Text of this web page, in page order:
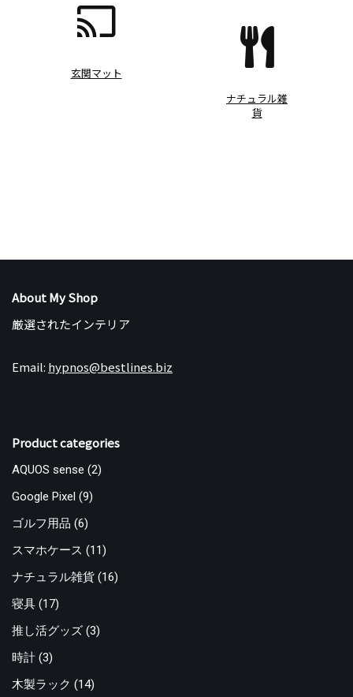
玄関マット
ナチュラル雑
貨
About My Shop
厳選されたインテリア
Email: hypnos@bestlines.biz
Product categories
AQUOS sense (2)
Google Pixel (9)
ゴルフ用品 (6)
スマホケース (11)
ナチュラル雑貨 (16)
寝具 (17)
推し活グッズ (3)
時計 (3)
木製ラック (14)